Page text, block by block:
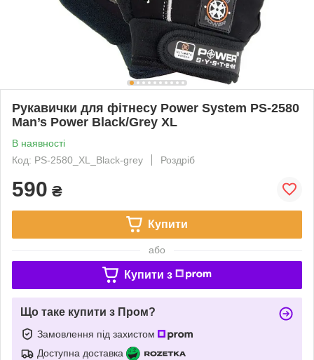
Рукавички для фітнесу Power System PS-2580
Man’s Power Black/Grey XL
В наявності
Код: PS-2580_XL_Black-grey
Роздріб
590 ₴
Купити
або
Купити з
Що таке купити з Пром?
Замовлення під захистом
Доступна доставка